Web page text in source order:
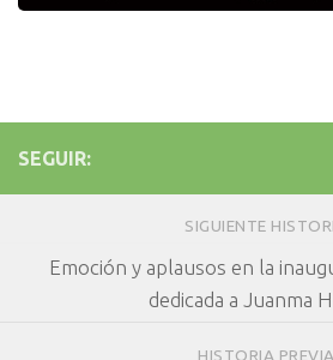
SEGUIR:
SIGUIENTE
Emoción y aplausos en la
dedicada a Juanma
HISTORIA PREVIA